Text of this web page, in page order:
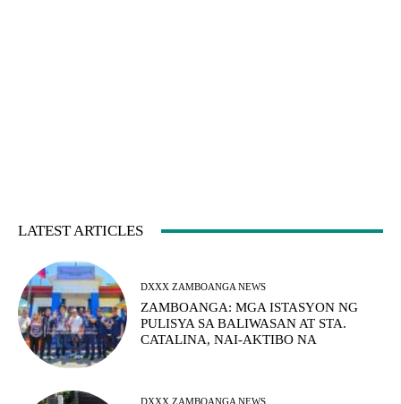
LATEST ARTICLES
DXXX ZAMBOANGA NEWS
ZAMBOANGA: MGA ISTASYON NG
PULISYA SA BALIWASAN AT STA.
CATALINA, NAI-AKTIBO NA
DXXX ZAMBOANGA NEWS